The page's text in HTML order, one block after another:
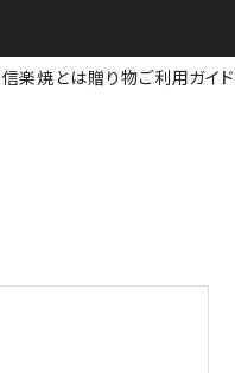
信楽焼とは贈り物ご利用ガイド